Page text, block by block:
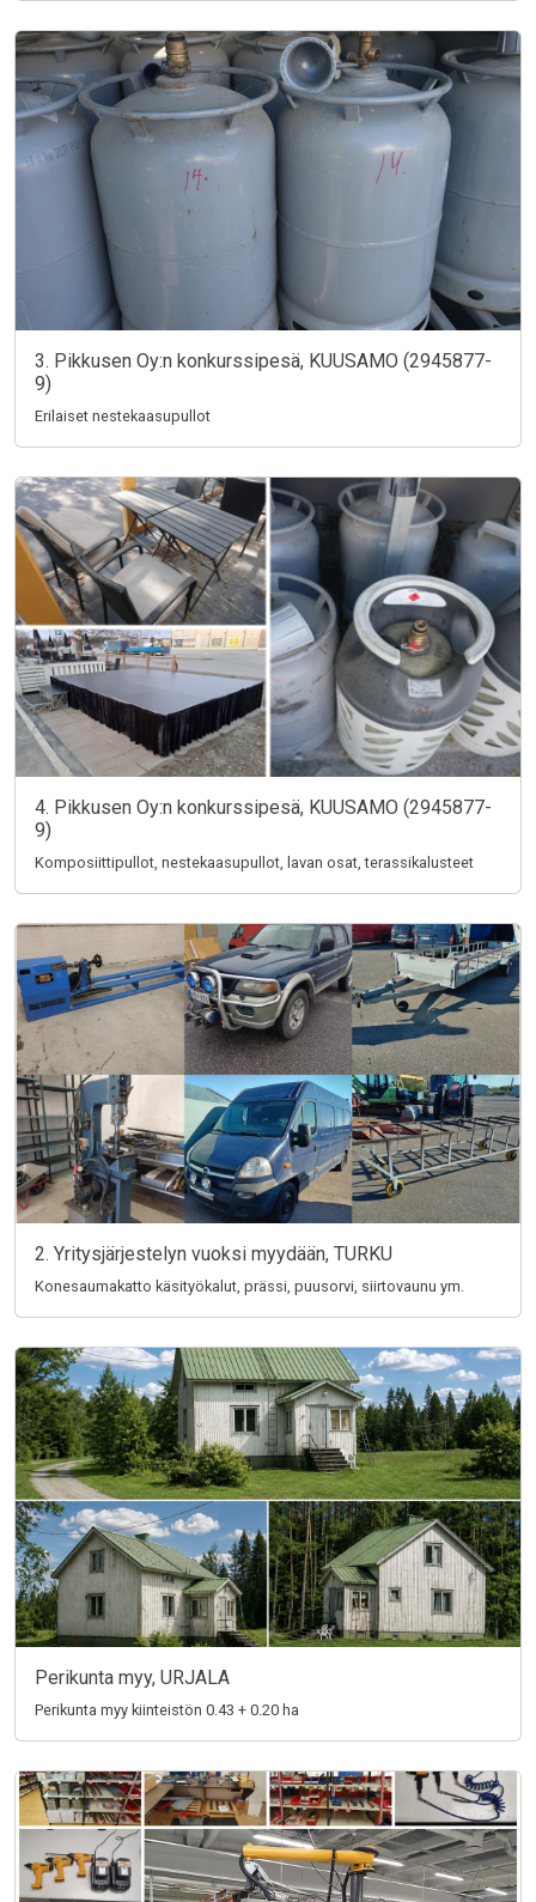
3. Pikkusen Oy:n konkurssipesä, KUUSAMO (2945877-
9)
Erilaiset nestekaasupullot
4. Pikkusen Oy:n konkurssipesä, KUUSAMO (2945877-
9)
Komposiittipullot, nestekaasupullot, lavan osat, terassikalusteet
2. Yritysjärjestelyn vuoksi myydään, TURKU
Konesaumakatto käsityökalut, prässi, puusorvi, siirtovaunu ym.
Perikunta myy, URJALA
Perikunta myy kiinteistön 0.43 + 0.20 ha